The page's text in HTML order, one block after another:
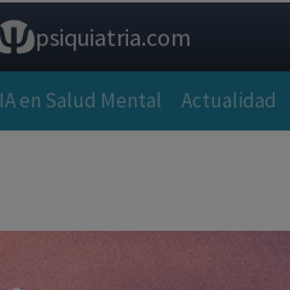
psiquiatria.com
IA en Salud Mental Actualidad